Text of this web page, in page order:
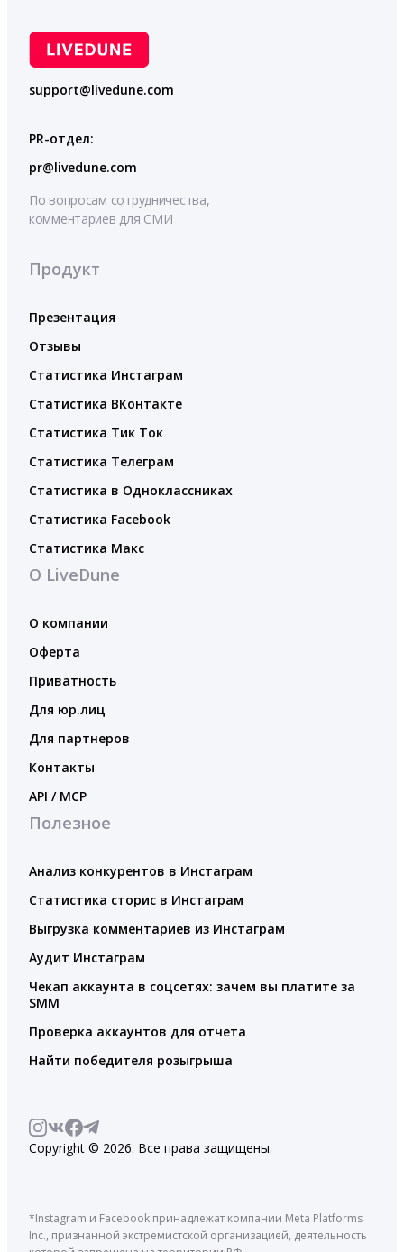
support@livedune.com
PR-отдел:
pr@livedune.com
По вопросам сотрудничества,
комментариев для СМИ
Продукт
Презентация
Отзывы
Статистика Инстаграм
Статистика ВКонтакте
Статистика Тик Ток
Статистика Телеграм
Статистика в Одноклассниках
Статистика Facebook
Статистика Макс
О LiveDune
О компании
Оферта
Приватность
Для юр.лиц
Для партнеров
Контакты
API / MCP
Полезное
Анализ конкурентов в Инстаграм
Статистика сторис в Инстаграм
Выгрузка комментариев из Инстаграм
Аудит Инстаграм
Чекап аккаунта в соцсетях: зачем вы платите за
SMM
Проверка аккаунтов для отчета
Найти победителя розыгрыша
Copyright © 2026. Все права защищены.
*Instagram и Facebook принадлежат компании Meta Platforms
Inc., признанной экстремистской организацией, деятельность